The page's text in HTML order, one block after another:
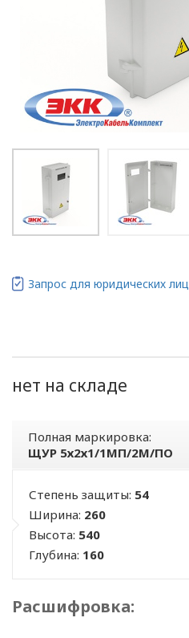
Полная маркировка:
ЩУР 5х2х1/1МП/2М/ПО
Степень защиты: 54
Ширина: 260
Высота: 540
Глубина: 160
нет на складе
Запрос для юридических лиц
Расшифровка: